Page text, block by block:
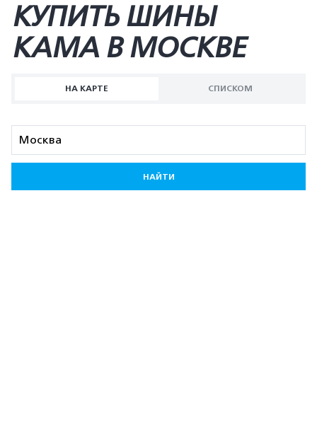
КУПИТЬ ШИНЫ
KAMA В МОСКВЕ
НА КАРТЕ СПИСКОМ
НАЙТИ